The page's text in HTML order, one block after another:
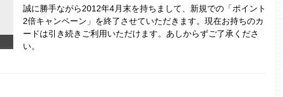
誠に勝手ながら2012年4月末を持ちまして、新規での「ポイント
2倍キャンペーン」を終了させていただきます。現在お持ちのカ
ードは引き続きご利用いただけます。あしからずご了承くださ
い。